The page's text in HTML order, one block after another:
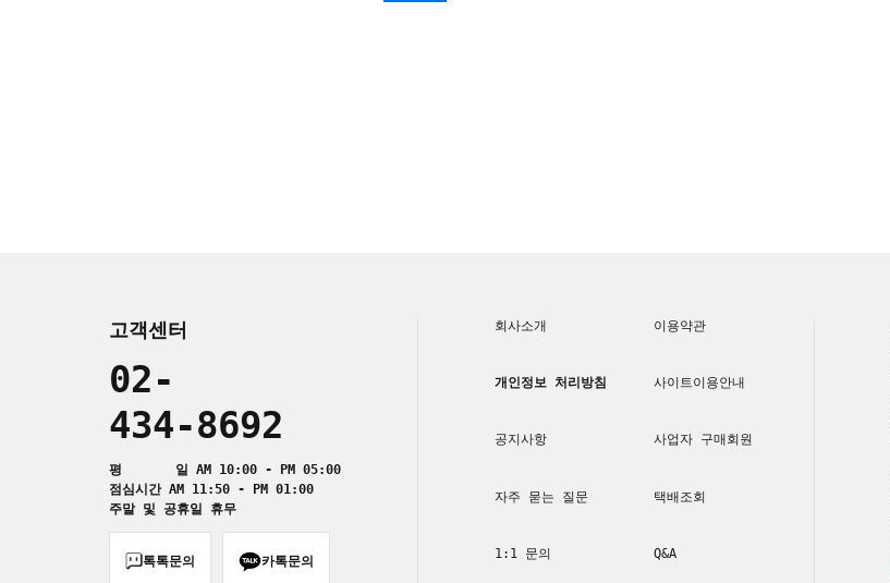
고객센터
02-
434-8692
평 일 AM 10:00 - PM 05:00
점심시간 AM 11:50 - PM 01:00
주말 및 공휴일 휴무
톡톡문의 카톡문의
회사소개 이용약관
개인정보 처리방침 사이트이용안내
공지사항 사업자 구매회원
자주 묻는 질문 택배조회
1:1 문의 Q&A